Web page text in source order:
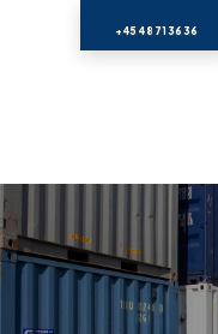
+45 48 71 36 36